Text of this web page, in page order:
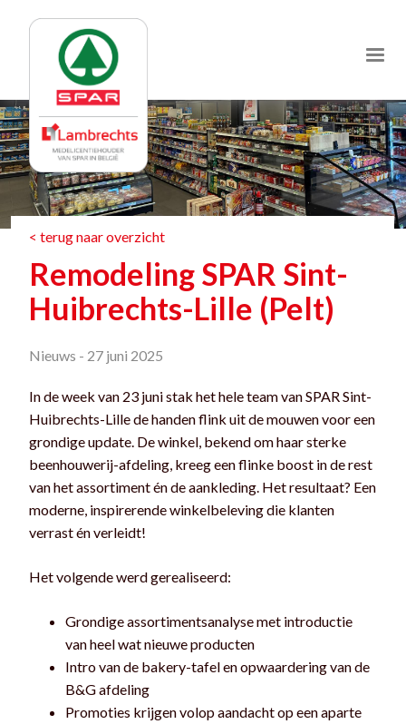
Jump
to
navigation
< terug naar overzicht
Remodeling SPAR Sint-
Huibrechts-Lille (Pelt)
Nieuws - 27 juni 2025
In de week van 23 juni stak het hele team van SPAR Sint-
Huibrechts-Lille de handen flink uit de mouwen voor een
grondige update. De winkel, bekend om haar sterke
beenhouwerij-afdeling, kreeg een flinke boost in de rest
van het assortiment én de aankleding. Het resultaat? Een
moderne, inspirerende winkelbeleving die klanten
verrast én verleidt!
Het volgende werd gerealiseerd:
Grondige assortimentsanalyse met introductie
van heel wat nieuwe producten
Intro van de bakery-tafel en opwaardering van de
B&G afdeling
Promoties krijgen volop aandacht op een aparte